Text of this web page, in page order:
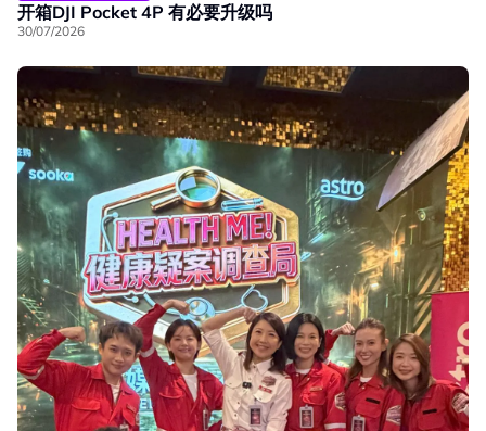
开箱DJI Pocket 4P 有必要升级吗
30/07/2026